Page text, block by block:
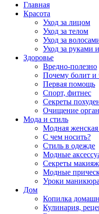
Главная
Красота
Уход за лицом
Уход за телом
Уход за
Уход за руками
Здоровье
Вредно-полезно
Почему болит и
Первая помощь
Спорт, фитнес
Секреты
Очищение
Мода и стиль
Модная
С чем носить?
Стиль в одежде
Модные
Секреты
Модные
Уроки
Дом
Копилка
Кулинария,